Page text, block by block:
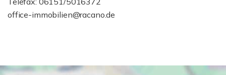
office-immobilien@racano.de